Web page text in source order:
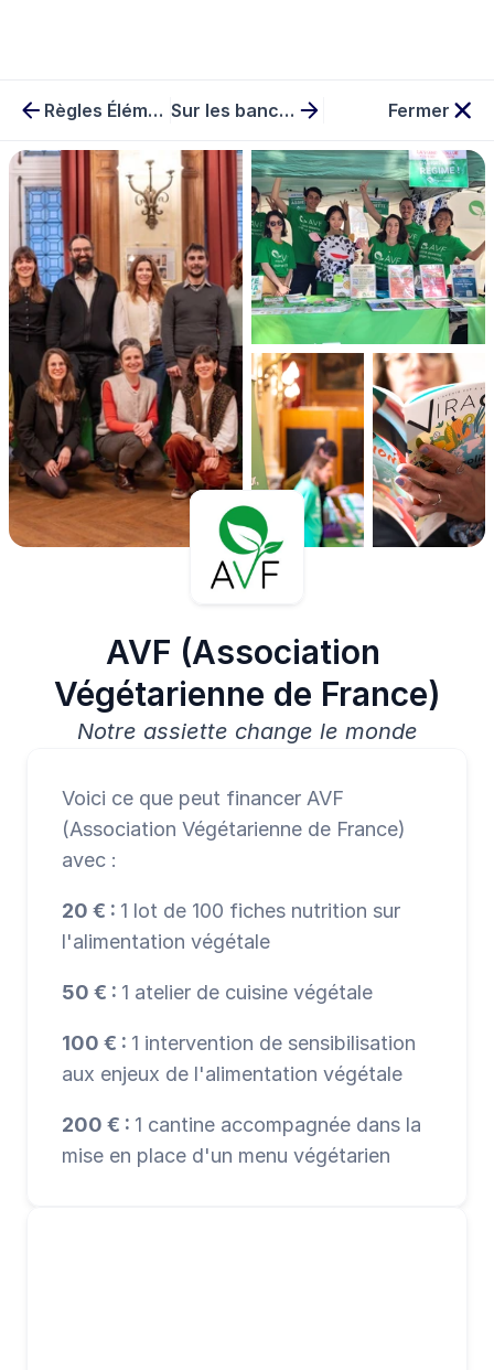
Règles Élémentaires Sur les bancs de l'école Fermer
AVF (Association
Végétarienne de France)
Notre assiette change le monde
Voici ce que peut financer AVF
(Association Végétarienne de France)
avec :
20 € : 1 lot de 100 fiches nutrition sur
l'alimentation végétale
50 € : 1 atelier de cuisine végétale
100 € : 1 intervention de sensibilisation
aux enjeux de l'alimentation végétale
200 € : 1 cantine accompagnée dans la
mise en place d'un menu végétarien